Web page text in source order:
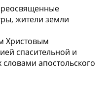
жители земли
Христовым
спасительной и
апостольского